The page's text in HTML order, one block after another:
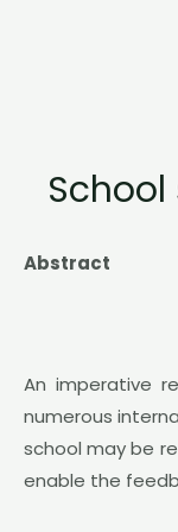
Abstract
An imperative
numerous
school may be
enable the